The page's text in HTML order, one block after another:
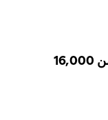
قم بالشراء أو البيع عبر أكثر من 16,000